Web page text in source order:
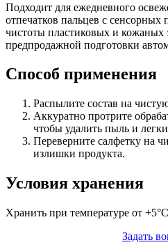
Подходит для ежедневного
отпечатков пальцев с сенсорных
чистоты пластиковых и кожаных
предпродажной подготовки
Способ применения
Распылите состав на
Аккуратно протрите
чтобы удалить пыль и
Переверните салфетку на
излишки продукта.
Условия хранения
Хранить при температуре от
Задать